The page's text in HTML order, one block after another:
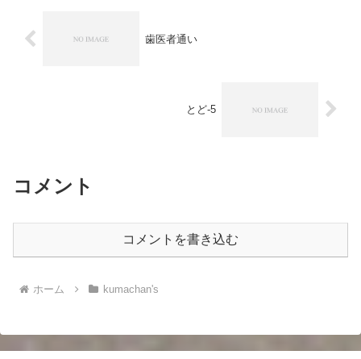
歯医者通い
とど-5
コメント
コメントを書き込む
ホーム kumachan's